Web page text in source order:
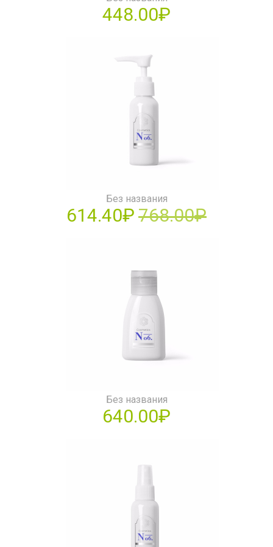
448.00₽
Без названия
614.40₽ 768.00₽
Без названия
640.00₽